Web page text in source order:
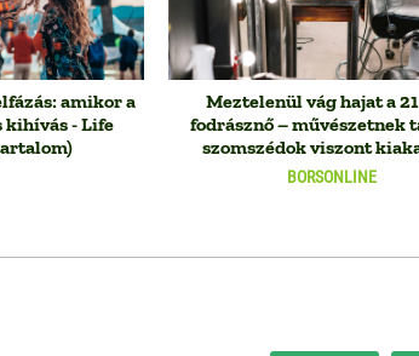
amikor a
kihívás - Life
BORSONLINE
Meztelenül vág hajat a
fodrásznő – művészetnek
szomszédok viszont